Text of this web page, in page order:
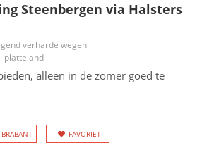
Steenbergen via Halsters
verharde wegen
platteland
alleen in de zomer goed te
FAVORIET